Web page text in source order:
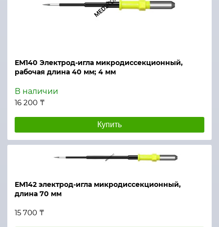
ЕМ140 Электрод-игла микродиссекционный,
рабочая длина 40 мм; 4 мм
В наличии
16 200 ₸
Купить
ЕМ142 электрод-игла микродиссекционный,
длина 70 мм
15 700 ₸